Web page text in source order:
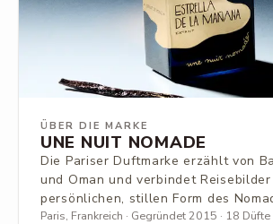
ÜBER DIE MARKE
UNE NUIT NOMADE
Die Pariser Duftmarke erzählt von
und Oman und verbindet
persönlichen, stillen Form des
Paris, Frankreich · Gegründet 2015 · 18